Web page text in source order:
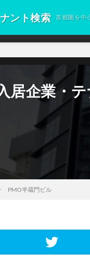
ント検索 首都圏を中
居企業・
PMO半蔵門ビル